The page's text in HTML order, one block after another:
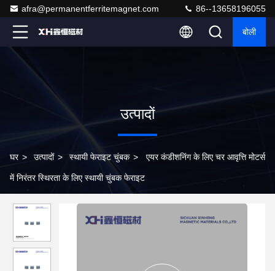
afra@permanentferritemagnet.com 86--13658196055
बोली
उत्पादों
घर > उत्पादों > स्थायी फेराइट चुंबक > एयर कंडीशनिंग के लिए चर आवृत्ति मोटर्स
में निरंतर स्थिरता के लिए स्थायी चुंबक फेराइट